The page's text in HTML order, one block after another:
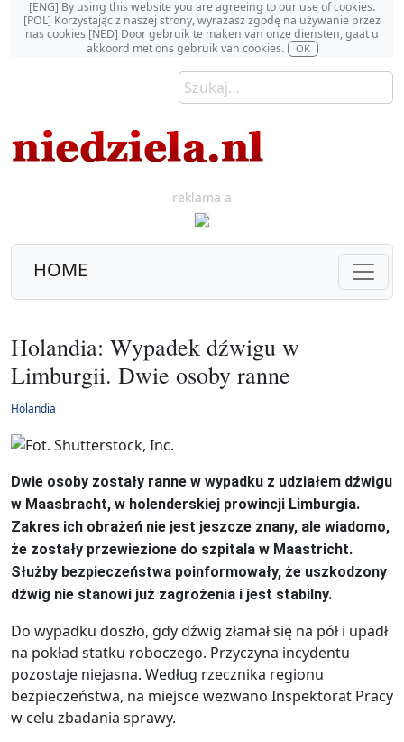
[ENG] By using this website you are agreeing to our use of cookies.
[POL] Korzystając z naszej strony, wyrażasz zgodę na używanie przez
nas cookies [NED] Door gebruik te maken van onze diensten, gaat u
akkoord met ons gebruik van cookies.
OK
reklama a
HOME
Holandia: Wypadek dźwigu w
Limburgii. Dwie osoby ranne
Holandia
Dwie osoby zostały ranne w wypadku z udziałem dźwigu
w Maasbracht, w holenderskiej prowincji Limburgia.
Zakres ich obrażeń nie jest jeszcze znany, ale wiadomo,
że zostały przewiezione do szpitala w Maastricht.
Służby bezpieczeństwa poinformowały, że uszkodzony
dźwig nie stanowi już zagrożenia i jest stabilny.
Do wypadku doszło, gdy dźwig złamał się na pół i upadł
na pokład statku roboczego. Przyczyna incydentu
pozostaje niejasna. Według rzecznika regionu
bezpieczeństwa, na miejsce wezwano Inspektorat Pracy
w celu zbadania sprawy.